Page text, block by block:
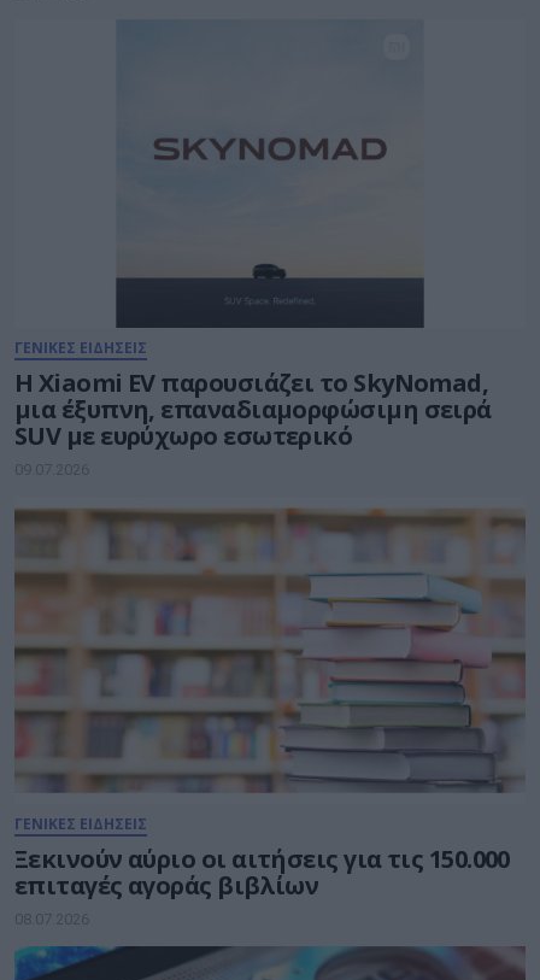
ΓΕΝΙΚΕΣ ΕΙΔΗΣΕΙΣ
Η Xiaomi EV παρουσιάζει το SkyNomad,
μια έξυπνη, επαναδιαμορφώσιμη σειρά
SUV με ευρύχωρο εσωτερικό
09.07.2026
ΓΕΝΙΚΕΣ ΕΙΔΗΣΕΙΣ
Ξεκινούν αύριο οι αιτήσεις για τις 150.000
επιταγές αγοράς βιβλίων
08.07.2026